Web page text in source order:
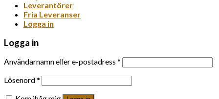
Leverantörer
Fria Leveranser
Logga in
Logga in
Användarnamn eller e-postadress *
Lösenord*